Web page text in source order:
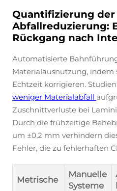
Quantifizierung der
Abfallreduzierung:
Rückgang nach
Automatisierte
Materialausnutzung, indem
Echtzeit korrigieren.
weniger Materialabfall
Zuschnittverluste bei
Durch die frühzeitige
um ±0,2 mm verhindern
Fehler, die zu fehlerhaften
Metrische
Manuelle
Systeme